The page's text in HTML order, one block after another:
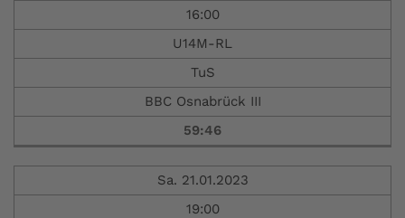
16:00
U14M-RL
TuS
BBC Osnabrück III
59:46
Sa. 21.01.2023
19:00